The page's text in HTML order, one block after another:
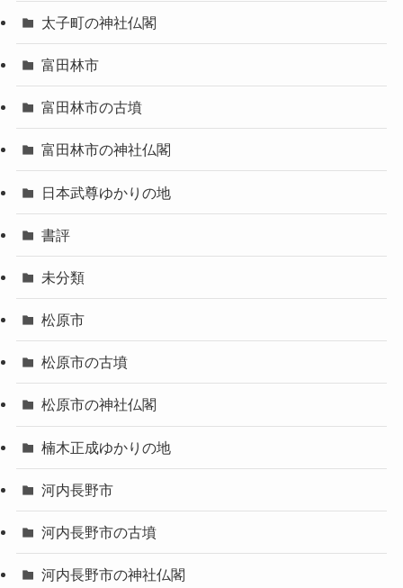
太子町の神社仏閣
富田林市
富田林市の古墳
富田林市の神社仏閣
日本武尊ゆかりの地
書評
未分類
松原市
松原市の古墳
松原市の神社仏閣
楠木正成ゆかりの地
河内長野市
河内長野市の古墳
河内長野市の神社仏閣